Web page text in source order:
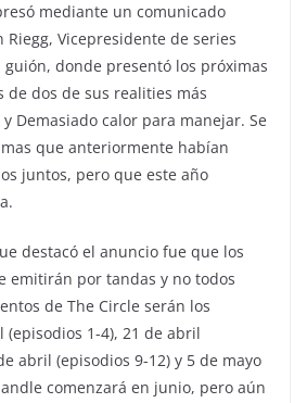
mediante un comunicado
Vicepresidente de series
donde presentó los próximas
de dos de sus realities más
Demasiado calor para manejar. Se
que anteriormente habían
juntos, pero que este año
destacó el anuncio fue que los
emitirán por tandas y no todos
de The Circle serán los
(episodios 1-4), 21 de abril
abril (episodios 9-12) y 5 de mayo
comenzará en junio, pero aún